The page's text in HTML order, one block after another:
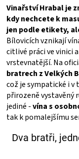
UDÍRNY
PŘÍSLUŠENSTVÍ
PALIVO
KOŘENÍ
A
OMÁČKY
Vinařství Hrabal je
kdy nechcete k
jen podle etikety,
Bílovicích vznikají
citlivé práci ve vinici
vrstevnatější. Na
bratrech z Velkých
což je sympatické i v
přirozeně vystavěný
jediné -vína s
tak k pomalejšímu
Dva bratři,